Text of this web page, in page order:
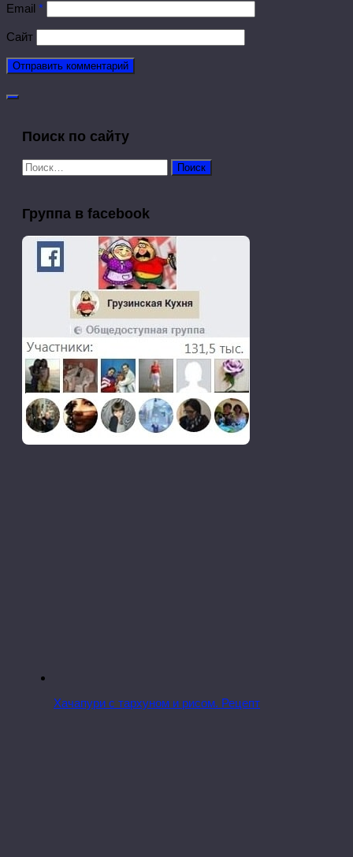
Email *
Сайт
Поиск по сайту
Найти:
Группа в facebook
Хачапури с тархуном и рисом. Рецепт